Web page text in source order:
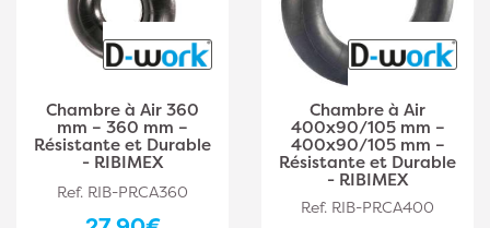
Chambre à Air 360
mm – 360 mm –
Résistante et Durable
- RIBIMEX
Ref. RIB-PRCA360
Chambre à Air
400x90/105 mm –
400x90/105 mm –
Résistante et Durable
- RIBIMEX
Ref. RIB-PRCA400